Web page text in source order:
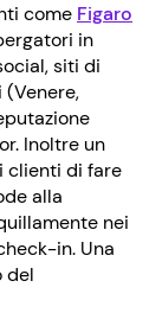
come Figaro
in
siti di
Inoltre un
clienti di fare
alla
nei
in. Una
del